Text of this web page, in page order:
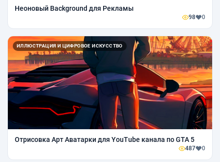
Неоновый Background для Рекламы
98 0
ИЛЛЮСТРАЦИЯ И ЦИФРОВОЕ ИСКУССТВО
Отрисовка Арт Аватарки для YouTube канала по GTA 5
487 0